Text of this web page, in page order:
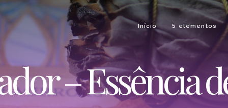
Início 5 elementos
– Essência